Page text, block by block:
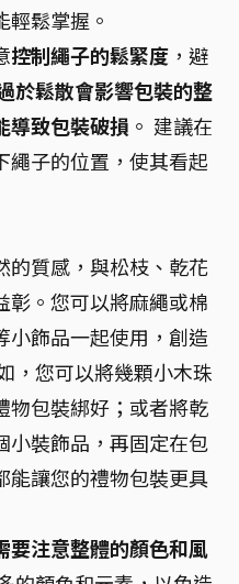
鬆掌握。
控制繩子的鬆緊度 ，避
於鬆散會影響包裝的整
導致包裝破損 。 建議在
繩子的位置，使其看起
的質感，與松枝、乾花
彰。您可以將麻繩或棉
小飾品一起使用，創造
，您可以將幾顆小木珠
物包裝綁好；或者將乾
小裝飾品，再固定在包
能讓您的禮物包裝更具
要注意整體的顏色和風